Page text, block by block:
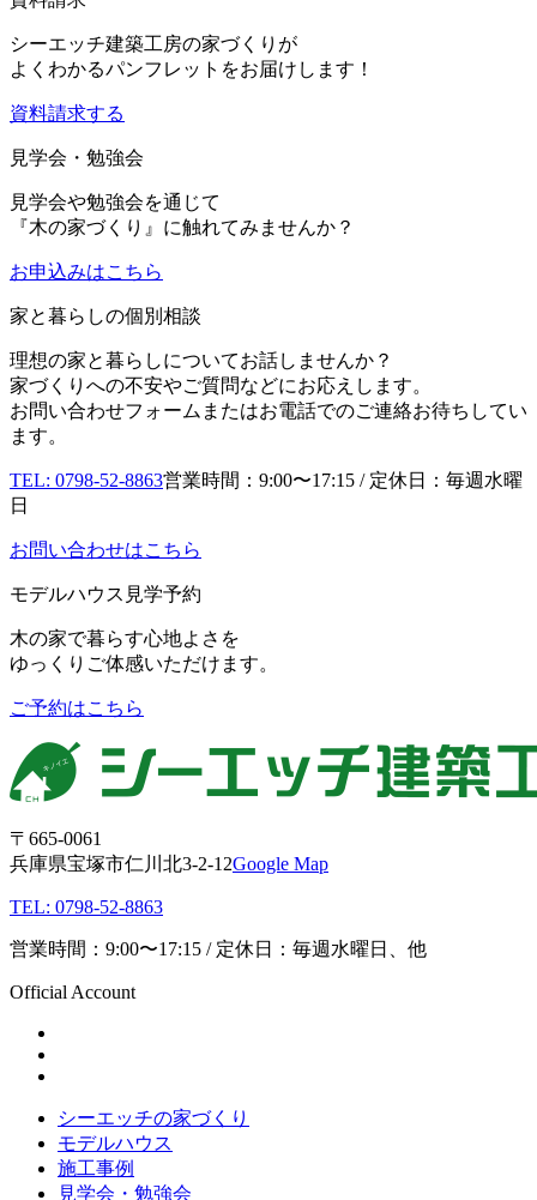
シーエッチ建築工房の家づくりが
よくわかるパンフレットをお届けします！
資料請求する
見学会・勉強会
見学会や勉強会を通じて
『木の家づくり』に触れてみませんか？
お申込みはこちら
家と暮らしの個別相談
理想の家と暮らしについてお話しませんか？
家づくりへの不安やご質問などにお応えします。
お問い合わせフォームまたはお電話でのご連絡お待ちしてい
ます。
TEL: 0798-52-8863営業時間：9:00〜17:15 / 定休日：毎週水曜
日
お問い合わせはこちら
モデルハウス見学予約
木の家で暮らす心地よさを
ゆっくりご体感いただけます。
ご予約はこちら
〒665-0061
兵庫県宝塚市仁川北3-2-12Google Map
TEL: 0798-52-8863
営業時間：9:00〜17:15 / 定休日：毎週水曜日、他
Official Account
シーエッチの家づくり
モデルハウス
施工事例
見学会・勉強会